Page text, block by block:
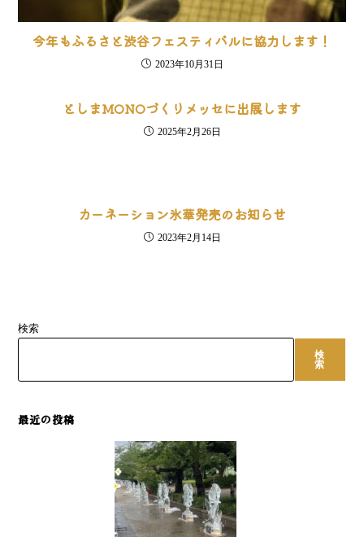
今年もふるさと渋谷フェスティバルに協力します！
2023年10月31日
としまMONOづくりメッセに出展します
2025年2月26日
カーネーション氷華発売のお知らせ
2023年2月14日
検索
検
索
最近の投稿